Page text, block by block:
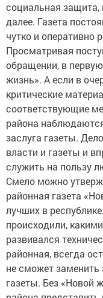
социальная защита,
далее. Газета
чутко и оперативно
Просматривая
обращении, в
жизнь». А если в
критические
соответствующие
района
заслуга газеты.
власти и газеты и
служить на пользу
Смело можно
районная газета
лучших в
происходили,
развивался
районная, всегда
не сможет заменить
газеты. Без «Новой